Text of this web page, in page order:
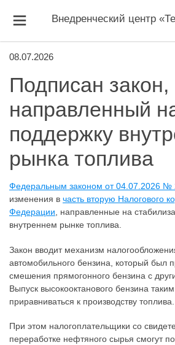
Внедренческий центр
08.07.2026
Подписан закон,
направленный
поддержку
рынка топлива
Федеральным законом от 04.07.2026 №
изменения в часть вторую Налогового
Федерации , направленные на
внутреннем рынке топлива.
Закон вводит механизм
автомобильного бензина, который был
смешения прямогонного бензина с
Выпуск высокооктанового бензина
приравниваться к производству топлива.
При этом налогоплательщики со
переработке нефтяного сырья смогут